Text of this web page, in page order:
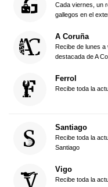
Cada viernes, un
gallegos en el
A Coruña
Recibe de lunes a
destacada de A
Ferrol
Recibe toda la
Santiago
Recibe toda la
Santiago
Vigo
Recibe toda la